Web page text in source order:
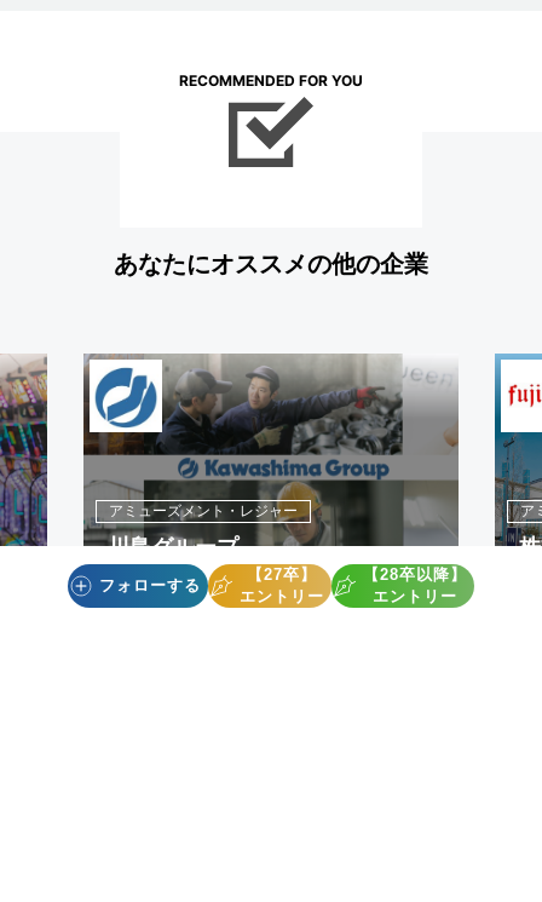
RECOMMENDED FOR YOU
あなたにオススメの他の企業
アミューズメント・レジャー
川島グループ
ア
フォローする
【27卒】
エントリー
【28卒以降】
エントリー